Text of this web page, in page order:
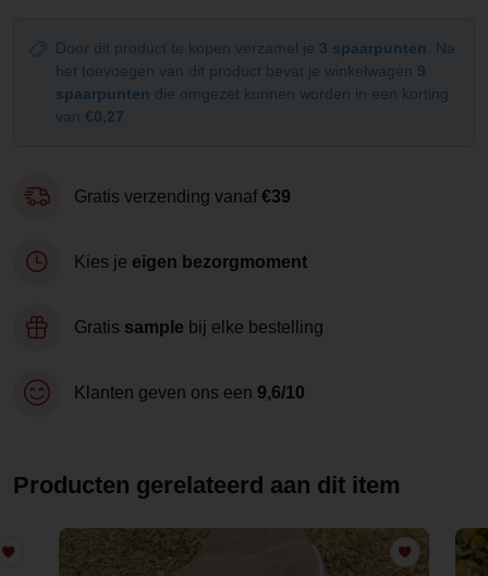
Door dit product te kopen verzamel je 3 spaarpunten
. Na
het toevoegen van dit product bevat je winkelwagen 9
spaarpunten die omgezet kunnen worden in een korting
van €0,27
Gratis verzending vanaf €39
Kies je eigen bezorgmoment
Gratis sample bij elke bestelling
Klanten geven ons een 9,6/10
Producten gerelateerd aan dit item